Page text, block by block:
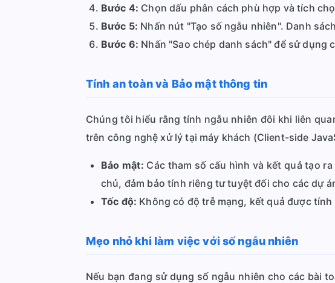
Bước 4: Chọn dấu phân cách phù hợp và tích
Bước 5: Nhấn nút "Tạo số ngẫu nhiên". Danh
Bước 6: Nhấn "Sao chép danh sách" để sử dụng
Tính an toàn và Bảo mật thông tin
Chúng tôi hiểu rằng tính ngẫu nhiên đôi khi liên
trên công nghệ xử lý tại máy khách (Client-side
Bảo mật: Các tham số cấu hình và kết quả tạo
chủ, đảm bảo tính riêng tư tuyệt đối cho các dự
Tốc độ: Không có độ trễ mạng, kết quả được
Mẹo nhỏ khi làm việc với số ngẫu nhiên
Nếu bạn đang sử dụng số ngẫu nhiên cho các bài